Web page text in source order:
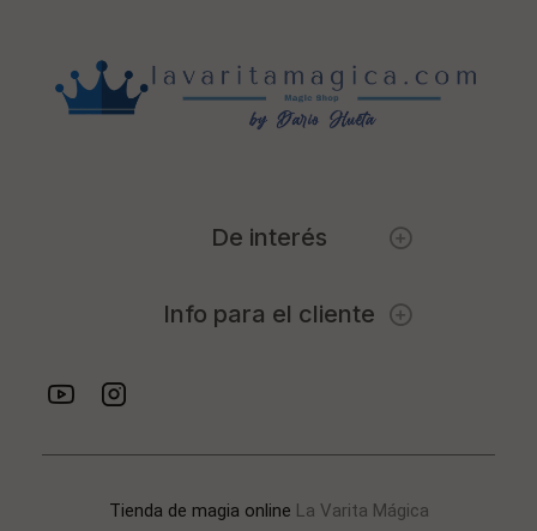
De interés
Info para el cliente
Tienda de magia online La Varita Mágica